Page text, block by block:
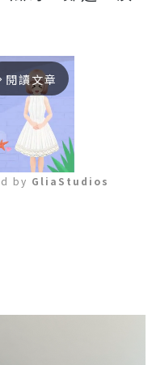
閱讀文章
by GliaStudios